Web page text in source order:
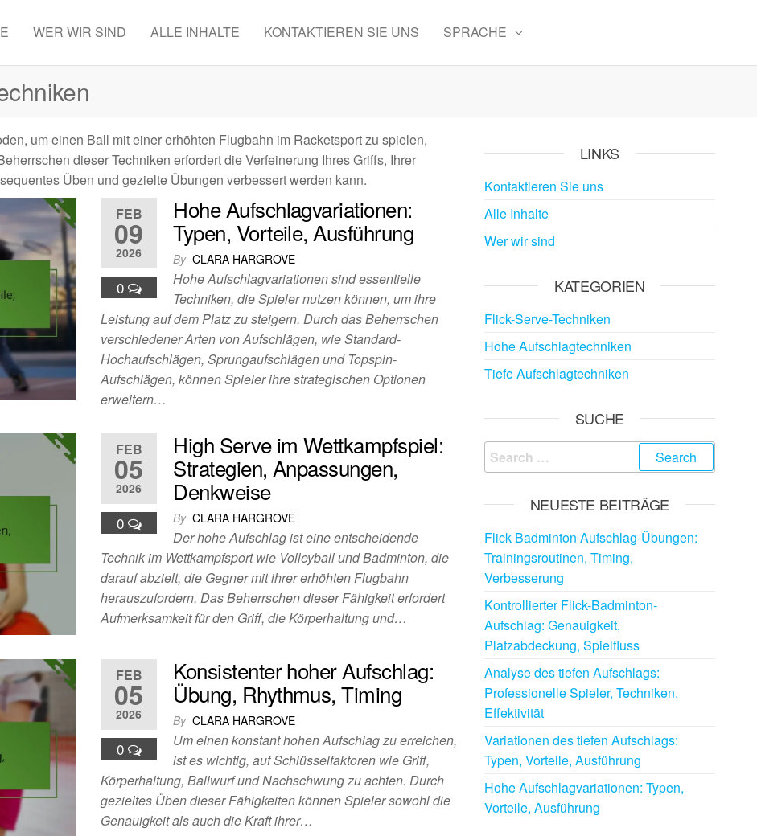
WER WIR SIND ALLE INHALTE KONTAKTIEREN SIE UNS SPRACHE
um einen Ball mit einer erhöhten Flugbahn im Racketsport zu spielen,
dieser Techniken erfordert die Verfeinerung Ihres Griffs, Ihrer
Üben und gezielte Übungen verbessert werden kann.
FEB
09
2026
0
Hohe Aufschlagvariationen:
Typen, Vorteile, Ausführung
By CLARA HARGROVE
Hohe Aufschlagvariationen sind essentielle
Techniken, die Spieler nutzen können, um ihre
Leistung auf dem Platz zu steigern. Durch das Beherrschen
verschiedener Arten von Aufschlägen, wie Standard-
Hochaufschlägen, Sprungaufschlägen und Topspin-
Aufschlägen, können Spieler ihre strategischen Optionen
erweitern…
FEB
05
2026
0
High Serve im Wettkampfspiel:
Strategien, Anpassungen,
Denkweise
By CLARA HARGROVE
Der hohe Aufschlag ist eine entscheidende
Technik im Wettkampfsport wie Volleyball und Badminton, die
darauf abzielt, die Gegner mit ihrer erhöhten Flugbahn
herauszufordern. Das Beherrschen dieser Fähigkeit erfordert
Aufmerksamkeit für den Griff, die Körperhaltung und…
FEB
05
2026
0
Konsistenter hoher Aufschlag:
Übung, Rhythmus, Timing
By CLARA HARGROVE
Um einen konstant hohen Aufschlag zu erreichen,
ist es wichtig, auf Schlüsselfaktoren wie Griff,
Körperhaltung, Ballwurf und Nachschwung zu achten. Durch
gezieltes Üben dieser Fähigkeiten können Spieler sowohl die
Genauigkeit als auch die Kraft ihrer…
LINKS
Kontaktieren Sie uns
Alle Inhalte
Wer wir sind
KATEGORIEN
Flick-Serve-Techniken
Hohe Aufschlagtechniken
Tiefe Aufschlagtechniken
SUCHE
Search
for:
NEUESTE BEITRÄGE
Flick Badminton Aufschlag-Übungen:
Trainingsroutinen, Timing,
Verbesserung
Kontrollierter Flick-Badminton-
Aufschlag: Genauigkeit,
Platzabdeckung, Spielfluss
Analyse des tiefen Aufschlags:
Professionelle Spieler, Techniken,
Effektivität
Variationen des tiefen Aufschlags:
Typen, Vorteile, Ausführung
Hohe Aufschlagvariationen: Typen,
Vorteile, Ausführung